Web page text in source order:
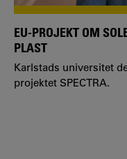
EU-PROJEKT OM
PLAST
Karlstads universitet
projektet SPECTRA.